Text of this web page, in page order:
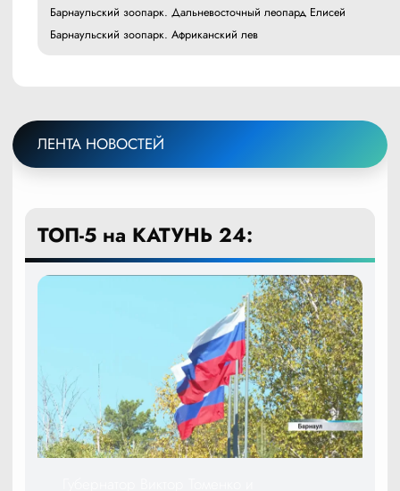
Барнаульский зоопарк. Дальневосточный леопард Елисей
Барнаульский зоопарк. Африканский лев
ЛЕНТА НОВОСТЕЙ
ТОП-5 на КАТУНЬ 24: